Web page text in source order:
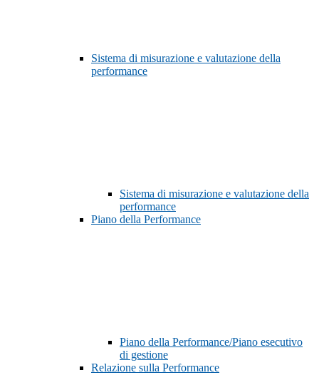
Sistema di misurazione e valutazione della
performance
Sistema di misurazione e valutazione della
performance
Piano della Performance
Piano della Performance/Piano esecutivo
di gestione
Relazione sulla Performance